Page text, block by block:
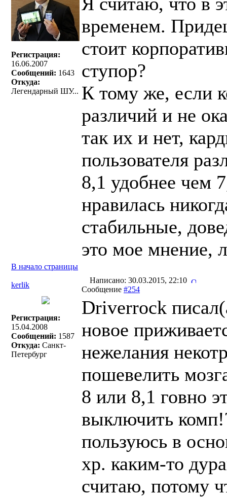
Регистрация:
16.06.2007
Сообщений: 1643
Откуда:
Легендарный ШУ...
временем.
стоит
ступор?
К тому же, если
различий и не
так их и нет,
пользователя
8,1 удобнее чем
нравилась
стабильные,
это мое мнение,
В начало страницы
kerlik
Написано: 30.03.2015, 22:10
Сообщение #254
Регистрация:
15.04.2008
Сообщений: 1587
Откуда: Санкт-
Петербург
Driverrock
новое
нежелания
пошевелить
8 или 8,1 говно
выключить
пользуюсь в
хр. каким-то
считаю, потому